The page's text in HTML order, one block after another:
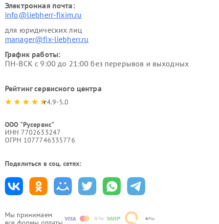
Мы принимаем
Электронная почта:
info@liebherr-fixim.ru
для юридических лиц
manager@fix-liebherr.ru
График работы:
ПН-ВСК с 9:00 до 21:00 без перерывов и выходных
Рейтинг сервисного центра
4.9-5.0
ООО "Русервис"
ИНН 7702633247
ОГРН 1077746335776
Поделиться в соц. сетях: